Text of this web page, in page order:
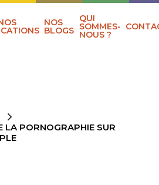
NOS
BLOGS
QUI
SOMMES-
NOUS ?
LA PORNOGRAPHIE SUR